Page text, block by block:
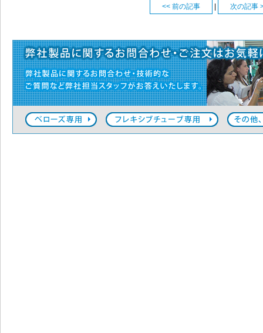
<< 前の記事 次の記事